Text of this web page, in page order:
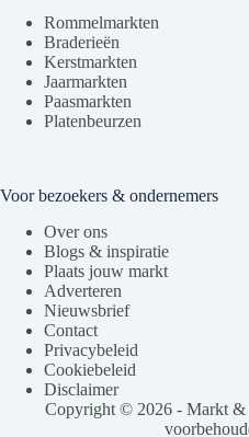
Rommelmarkten
Braderieën
Kerstmarkten
Jaarmarkten
Paasmarkten
Platenbeurzen
Voor bezoekers & ondernemers
Over ons
Blogs & inspiratie
Plaats jouw markt
Adverteren
Nieuwsbrief
Contact
Privacybeleid
Cookiebeleid
Disclaimer
Copyright © 2026 - Markt &